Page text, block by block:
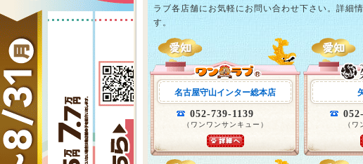
ラブ各店舗にお気軽にお問い合わせ下さい。詳細
す。
名古屋守山インター総本店
052-739-1139
（ワンワンサンキュー） （ワ